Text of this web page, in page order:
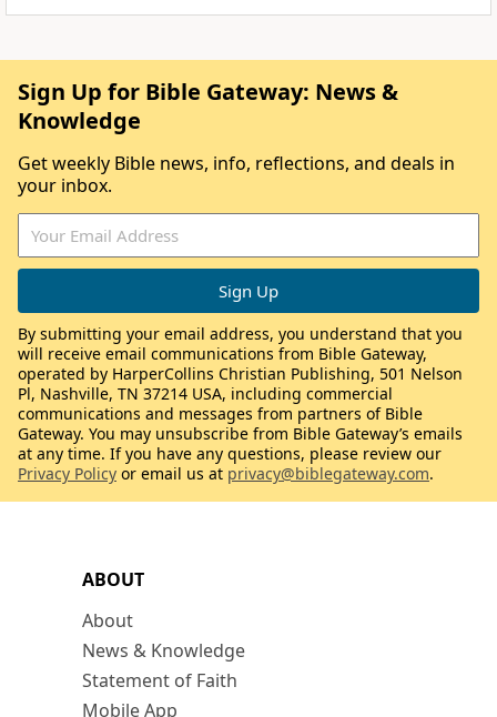
ABOUT
About
News & Knowledge
Statement of Faith
Mobile App
Sign Up for Bible Gateway: News &
Knowledge
Get weekly Bible news, info, reflections, and deals in
your inbox.
By submitting your email address, you understand that you
will receive email communications from Bible Gateway,
operated by HarperCollins Christian Publishing, 501 Nelson
Pl, Nashville, TN 37214 USA, including commercial
communications and messages from partners of Bible
Gateway. You may unsubscribe from Bible Gateway’s emails
at any time. If you have any questions, please review our
Privacy Policy or email us at privacy@biblegateway.com.